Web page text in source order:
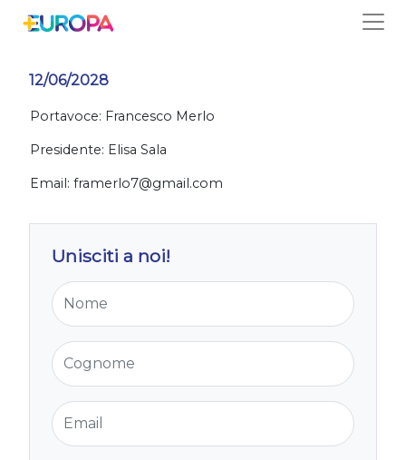
Firenze
12/06/2028
Portavoce: Francesco Merlo
Presidente: Elisa Sala
Email: framerlo7@gmail.com
Unisciti a noi!
Nome
Cognome
Email